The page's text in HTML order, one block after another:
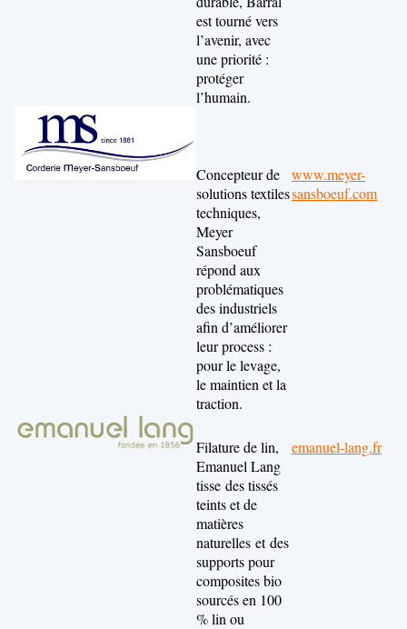
est tourné vers
l’avenir, avec
une priorité :
protéger
l’humain.
Concepteur de
solutions textiles
techniques,
Meyer
Sansboeuf
répond aux
problématiques
des industriels
afin d’améliorer
leur process :
pour le levage,
le maintien et la
traction.
www.meyer-
sansboeuf.com
Filature de lin,
Emanuel Lang
tisse des tissés
teints et de
matières
naturelles et des
supports pour
composites bio
sourcés en 100
% lin ou
emanuel-lang.fr